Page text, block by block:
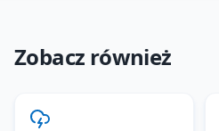
Zobacz również